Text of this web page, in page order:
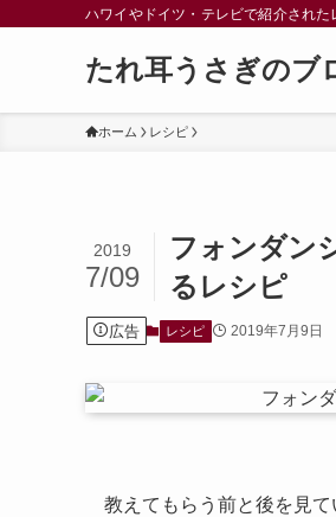
ハワイやドイツ・テレビで紹介された
たれ耳うさぎのブ
ホーム レシピ
フォンダン
るレシピ
2019
7/09
広告 レシピ 2019年7月9日
教えてもらう前と後を見